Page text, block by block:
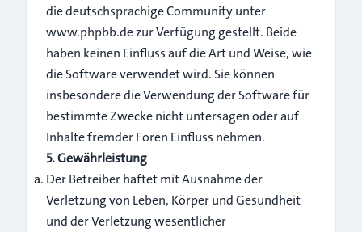
die deutschsprachige Community unter
www.phpbb.de zur Verfügung gestellt. Beide
haben keinen Einfluss auf die Art und Weise, wie
die Software verwendet wird. Sie können
insbesondere die Verwendung der Software für
bestimmte Zwecke nicht untersagen oder auf
Inhalte fremder Foren Einfluss nehmen.
5. Gewährleistung
Der Betreiber haftet mit Ausnahme der
Verletzung von Leben, Körper und Gesundheit
und der Verletzung wesentlicher